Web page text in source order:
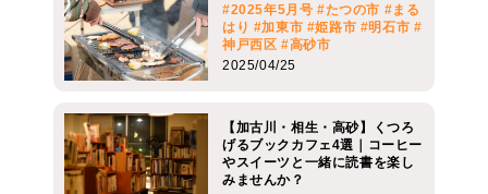
#2025年5月号 #たつの市 #まる
はり #加東市 #姫路市 #明石市 #
神戸西区 #高砂市
2025/04/25
【加古川・相生・高砂】くつろ
げるブックカフェ4選｜コーヒー
やスイーツと一緒に読書を楽し
みませんか？